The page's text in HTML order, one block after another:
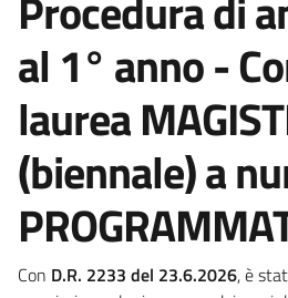
al 1° anno -
laurea
(biennale) a
Con D.R. 2233 del 23.6.2026, è